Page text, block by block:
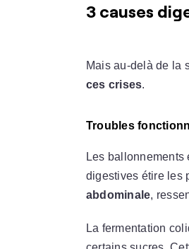
3 causes
Mais au-delà de la
ces crises.
Troubles
Les ballonnements
digestives étire les
abdominale,
La fermentation